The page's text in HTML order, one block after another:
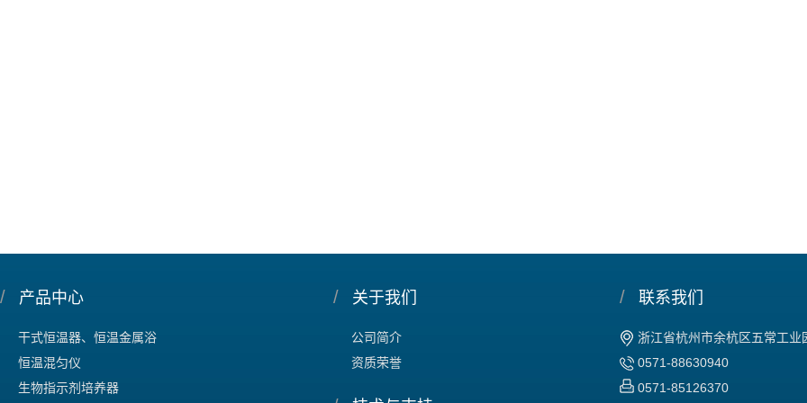
/ 产品中心
干式恒温器、恒温金属浴
恒温混匀仪
生物指示剂培养器
/ 关于我们
公司简介
资质荣誉
/ 联系我们
浙江省杭州市余杭区五常工业
0571-88630940
0571-85126370